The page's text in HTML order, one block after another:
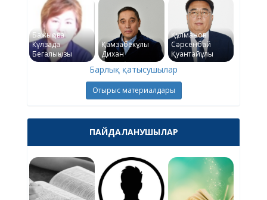
Бажықова
Күлзада
Бегалықызы
Қамзабекұлы
Дихан
Құлманов
Сәрсенбай
Қуантайұлы
Барлық қатысушылар
Отырыс материалдары
ПАЙДАЛАНУШЫЛАР